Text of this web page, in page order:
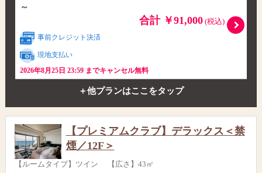
～
合計 ￥91,000(税込)
事前クレジット決済
現地支払い
2026年8月25日 23:59 までキャンセル無料
＋他プランはここをタップ
【プレミアムクラブ】デラックス＜禁
煙／12F＞
【ルームタイプ】ツイン 【広さ】43㎡